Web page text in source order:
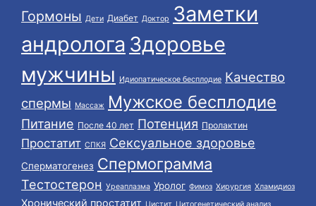
Гормоны Дети Диабет Доктор
Заметки
андролога Здоровье
мужчины
Идиопатическое бесплодие Качество
спермы Массаж Мужское бесплодие
Питание После 40 лет Потенция Пролактин
Простатит СПКЯ Сексуальное здоровье
Сперматогенез Спермограмма
Тестостерон Уреаплазма Уролог Фимоз Хирургия Хламидиоз
Хронический простатит Цистит Цитогенетический анализ